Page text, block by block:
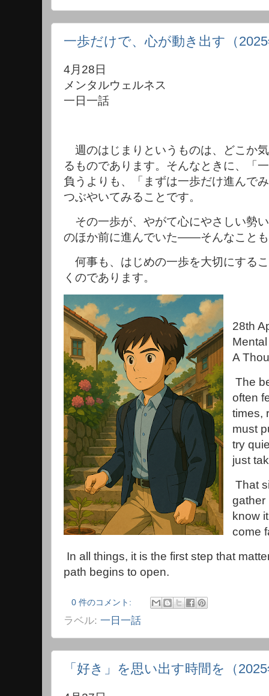
一歩だけで、心が動き出す（
4月28日
メンタルウェルネス
一日一話
週のはじまりというものは、どこか
るものであります。そんなときに、「
負うよりも、「まずは一歩だけ進んで
つぶやいてみることです。
その一歩が、やがて心にやさしい勢
のほか前に進んでいた――そんなこと
何事も、はじめの一歩を大切にする
くのであります。
28th
A
The
often
times,
must
try
just
That
gather
know
come
In all things, it is the first step that
path begins to open.
0 件のコメント:
ラベル: 一日一話
「好き」を思い出す時間を（